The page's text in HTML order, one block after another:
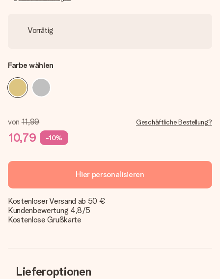
Vorrätig
Farbe wählen
von 11,99
10,79 -10%
Geschäftliche Bestellung?
Hier personalisieren
Kostenloser Versand ab 50 €
Kundenbewertung 4,8/5
Kostenlose Grußkarte
Lieferoptionen